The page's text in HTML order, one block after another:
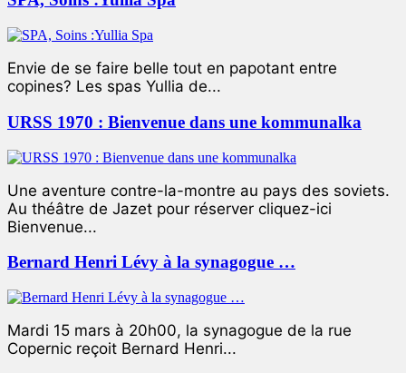
Envie de se faire belle tout en papotant entre
copines? Les spas Yullia de...
URSS 1970 : Bienvenue dans une kommunalka
Une aventure contre-la-montre au pays des soviets.
Au théâtre de Jazet pour réserver cliquez-ici
Bienvenue...
Bernard Henri Lévy à la synagogue …
Mardi 15 mars à 20h00, la synagogue de la rue
Copernic reçoit Bernard Henri...